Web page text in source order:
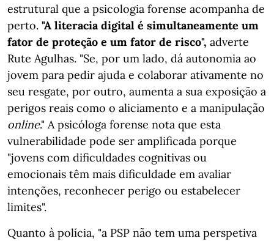
estrutural que a psicologia forense acompanha de
perto. "A literacia digital é simultaneamente um
fator de proteção e um fator de risco", adverte
Rute Agulhas. "Se, por um lado, dá autonomia ao
jovem para pedir ajuda e colaborar ativamente no
seu resgate, por outro, aumenta a sua exposição a
perigos reais como o aliciamento e a manipulação
online." A psicóloga forense nota que esta
vulnerabilidade pode ser amplificada porque
"jovens com dificuldades cognitivas ou
emocionais têm mais dificuldade em avaliar
intenções, reconhecer perigo ou estabelecer
limites".
Quanto à polícia, "a PSP não tem uma perspetiva